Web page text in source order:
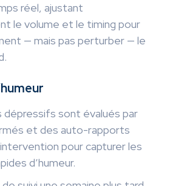
réel, ajustant
le volume et le timing pour
— mais pas perturber — le
sont évalués par
et des auto-rapports
pour capturer les
d’humeur.